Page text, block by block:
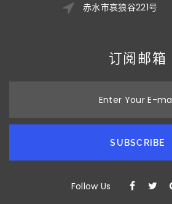
赤水市哀狼谷221号
订阅邮箱
Enter Your E-
SUBSCRIBE
Follow Us